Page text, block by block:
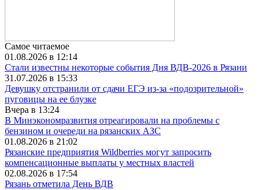
Самое читаемое
01.08.2026 в 12:14
Стали известны некоторые события Дня ВДВ-2026 в Рязани
31.07.2026 в 15:33
Девушку отстранили от сдачи ЕГЭ из-за «подозрительной»
пуговицы на ее блузке
Вчера в 13:24
В Минэкономразвития отреагировали на проблемы с
бензином и очереди на рязанских АЗС
01.08.2026 в 21:02
Рязанские предприятия Wildberries могут запросить
компенсационные выплаты у местных властей
02.08.2026 в 17:54
Рязань отметила День ВДВ